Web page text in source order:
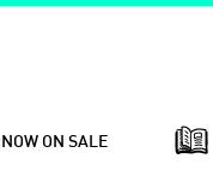
NOW ON SALE